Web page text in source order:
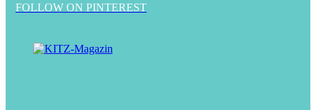
FOLLOW ON PINTEREST